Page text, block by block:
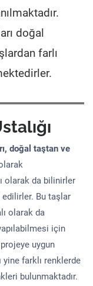
doğal
farlı
doğal taştan ve
olarak da bilinirler
edilirler. Bu taşlar
olarak da
için
uygun
yine farklı renklerde
bulunmaktadır.